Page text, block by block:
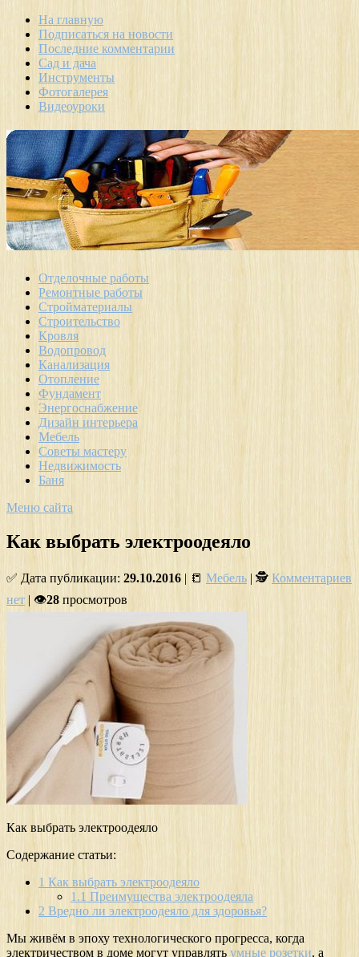
На главную
Подписаться на новости
Последние комментарии
Сад и дача
Инструменты
Фотогалерея
Видеоуроки
Отделочные работы
Ремонтные работы
Стройматериалы
Строительство
Кровля
Водопровод
Канализация
Отопление
Фундамент
Энергоснабжение
Дизайн интерьера
Мебель
Советы мастеру
Недвижимость
Баня
Меню сайта
Как выбрать электроодеяло
✅ Дата публикации: 29.10.2016 | 📒 Мебель | 🕵 Комментариев
нет | 👁28 просмотров
Как выбрать электроодеяло
Содержание статьи:
1 Как выбрать электроодеяло
1.1 Преимущества электроодеяла
2 Вредно ли электроодеяло для здоровья?
Мы живём в эпоху технологического прогресса, когда
электричеством в доме могут управлять умные розетки, а